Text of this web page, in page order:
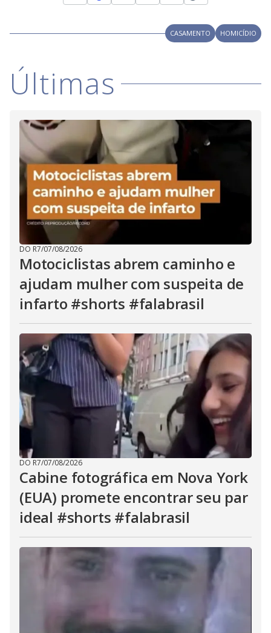
y
i
d
e
o
CASAMENTO HOMICÍDIO
Últimas
DO R7/07/08/2026
Motociclistas abrem caminho e
ajudam mulher com suspeita de
infarto #shorts #falabrasil
DO R7/07/08/2026
Cabine fotográfica em Nova York
(EUA) promete encontrar seu par
ideal #shorts #falabrasil